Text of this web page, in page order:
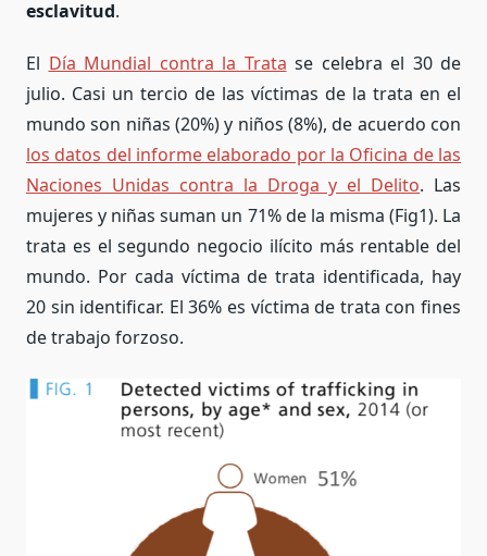
esclavitud.
El Día Mundial contra la Trata se celebra el 30 de
julio. Casi un tercio de las víctimas de la trata en el
mundo son niñas (20%) y niños (8%), de acuerdo con
los datos del informe elaborado por la Oficina de las
Naciones Unidas contra la Droga y el Delito. Las
mujeres y niñas suman un 71% de la misma (Fig1). La
trata es el segundo negocio ilícito más rentable del
mundo. Por cada víctima de trata identificada, hay
20 sin identificar. El 36% es víctima de trata con fines
de trabajo forzoso.